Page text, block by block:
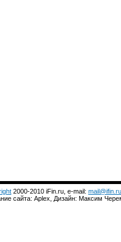
2000-2010 iFin.ru, e-mail: mail@ifin.ru
сайта: Aplex, Дизайн: Максим